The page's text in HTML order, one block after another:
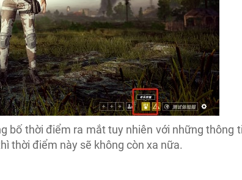
bố thời điểm ra mắt tuy nhiên với những thông
thời điểm này sẽ không còn xa nữa.